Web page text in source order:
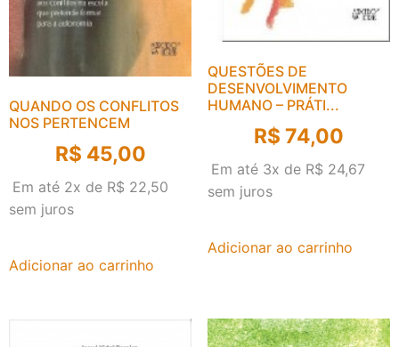
QUANDO OS CONFLITOS
NOS PERTENCEM
R$ 45,00
Em até 2x de R$ 22,50
sem juros
Adicionar ao carrinho
QUESTÕES DE
DESENVOLVIMENTO
HUMANO – PRÁTI...
R$ 74,00
Em até 3x de R$ 24,67
sem juros
Adicionar ao carrinho